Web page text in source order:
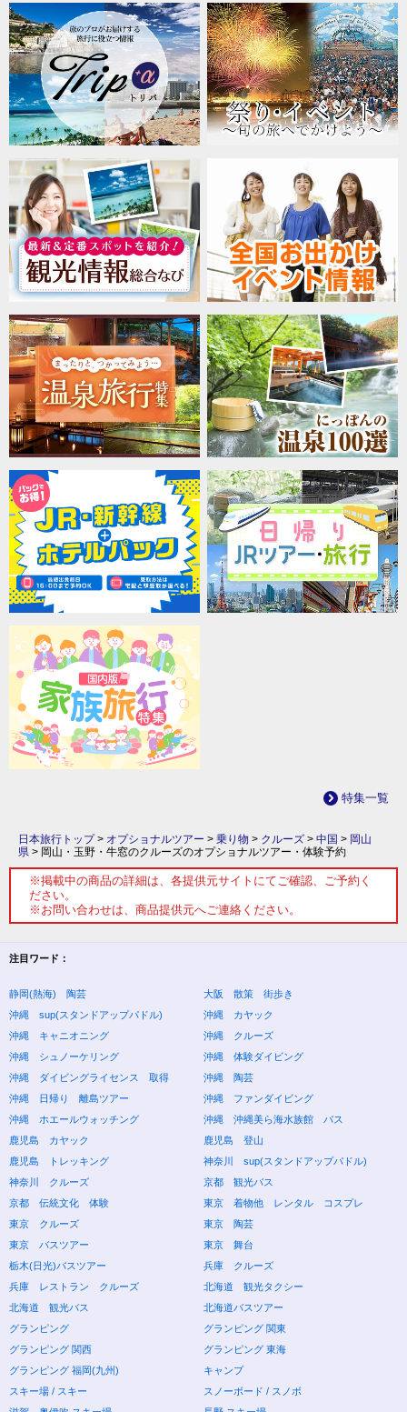
特集一覧
日本旅行トップ> オプショナルツアー > 乗り物 > クルーズ > 中国 > 岡山
県 > 岡山・玉野・牛窓のクルーズのオプショナルツアー・体験予約
※掲載中の商品の詳細は、各提供元サイトにてご確認、ご予約く
ださい。
※お問い合わせは、商品提供元へご連絡ください。
注目ワード：
静岡(熱海) 陶芸
大阪 散策 街歩き
沖縄 sup(スタンドアップパドル)
沖縄 カヤック
沖縄 キャニオニング
沖縄 クルーズ
沖縄 シュノーケリング
沖縄 体験ダイビング
沖縄 ダイビングライセンス 取得
沖縄 陶芸
沖縄 日帰り 離島ツアー
沖縄 ファンダイビング
沖縄 ホエールウォッチング
沖縄 沖縄美ら海水族館 バス
鹿児島 カヤック
鹿児島 登山
鹿児島 トレッキング
神奈川 sup(スタンドアップパドル)
神奈川 クルーズ
京都 観光バス
京都 伝統文化 体験
東京 着物他 レンタル コスプレ
東京 クルーズ
東京 陶芸
東京 バスツアー
東京 舞台
栃木(日光)バスツアー
兵庫 クルーズ
兵庫 レストラン クルーズ
北海道 観光タクシー
北海道 観光バス
北海道バスツアー
グランピング
グランピング 関東
グランピング 関西
グランピング 東海
グランピング 福岡(九州)
キャンプ
スキー場 / スキー
スノーボード / スノボ